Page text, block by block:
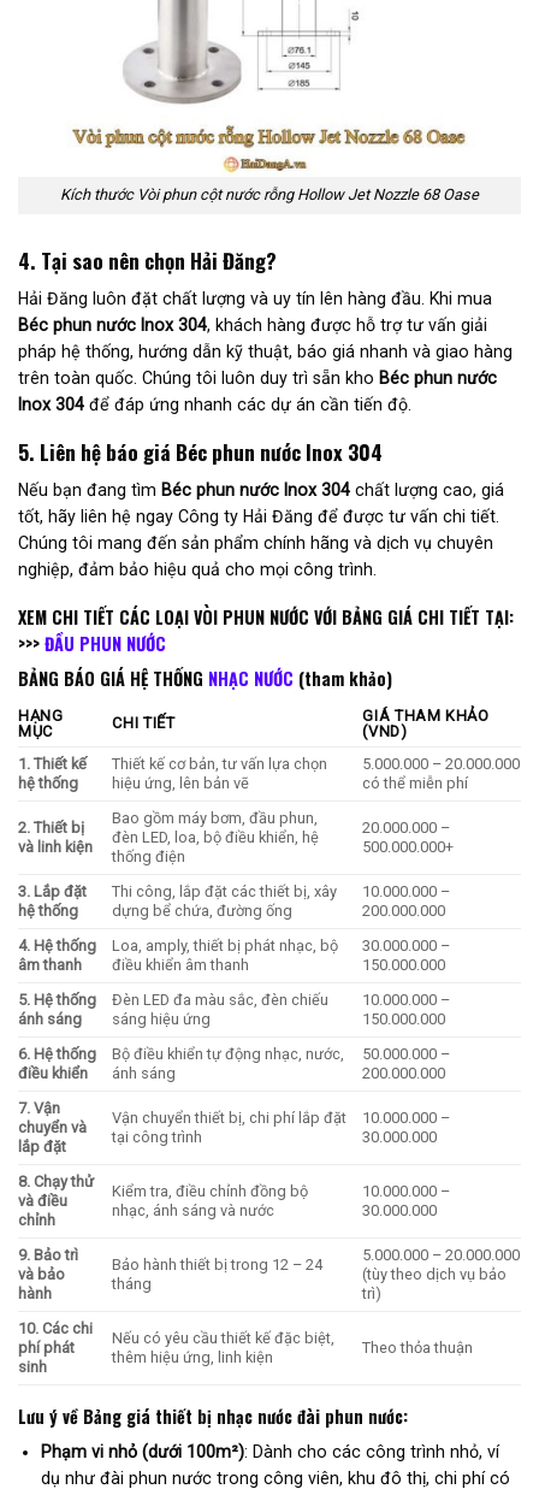
Kích thước Vòi phun cột nước rỗng Hollow Jet Nozzle 68 Oase
4. Tại sao nên chọn Hải Đăng?
Hải Đăng luôn đặt chất lượng và uy tín lên hàng đầu. Khi mua
Béc phun nước Inox 304, khách hàng được hỗ trợ tư vấn giải
pháp hệ thống, hướng dẫn kỹ thuật, báo giá nhanh và giao hàng
trên toàn quốc. Chúng tôi luôn duy trì sẵn kho Béc phun nước
Inox 304 để đáp ứng nhanh các dự án cần tiến độ.
5. Liên hệ báo giá Béc phun nước Inox 304
Nếu bạn đang tìm Béc phun nước Inox 304 chất lượng cao, giá
tốt, hãy liên hệ ngay Công ty Hải Đăng để được tư vấn chi tiết.
Chúng tôi mang đến sản phẩm chính hãng và dịch vụ chuyên
nghiệp, đảm bảo hiệu quả cho mọi công trình.
XEM CHI TIẾT CÁC LOẠI VÒI PHUN NƯỚC VỚI BẢNG GIÁ CHI TIẾT TẠI:
>>>ĐẦU PHUN NƯỚC
BẢNG BÁO GIÁ HỆ THỐNG NHẠC NƯỚC (tham khảo)
HẠNG
MỤC
CHI TIẾT
GIÁ THAM KHẢO
(VND)
1. Thiết kế
hệ thống
Thiết kế cơ bản, tư vấn lựa chọn
hiệu ứng, lên bản vẽ
5.000.000 – 20.000.000
có thể miễn phí
2. Thiết bị
và linh kiện
Bao gồm máy bơm, đầu phun,
đèn LED, loa, bộ điều khiển, hệ
thống điện
20.000.000 –
500.000.000+
3. Lắp đặt
hệ thống
Thi công, lắp đặt các thiết bị, xây
dựng bể chứa, đường ống
10.000.000 –
200.000.000
4. Hệ thống
âm thanh
Loa, amply, thiết bị phát nhạc, bộ
điều khiển âm thanh
30.000.000 –
150.000.000
5. Hệ thống
ánh sáng
Đèn LED đa màu sắc, đèn chiếu
sáng hiệu ứng
10.000.000 –
150.000.000
6. Hệ thống
điều khiển
Bộ điều khiển tự động nhạc, nước,
ánh sáng
50.000.000 –
200.000.000
7. Vận
chuyển và
lắp đặt
Vận chuyển thiết bị, chi phí lắp đặt
tại công trình
10.000.000 –
30.000.000
8. Chạy thử
và điều
chỉnh
Kiểm tra, điều chỉnh đồng bộ
nhạc, ánh sáng và nước
10.000.000 –
30.000.000
9. Bảo trì
và bảo
hành
Bảo hành thiết bị trong 12 – 24
tháng
5.000.000 – 20.000.000
(tùy theo dịch vụ bảo
trì)
10. Các chi
phí phát
sinh
Nếu có yêu cầu thiết kế đặc biệt,
thêm hiệu ứng, linh kiện
Theo thỏa thuận
Lưu ý về Bảng giá thiết bị nhạc nước đài phun nước:
Phạm vi nhỏ (dưới 100m²): Dành cho các công trình nhỏ, ví
dụ như đài phun nước trong công viên, khu đô thị, chi phí có